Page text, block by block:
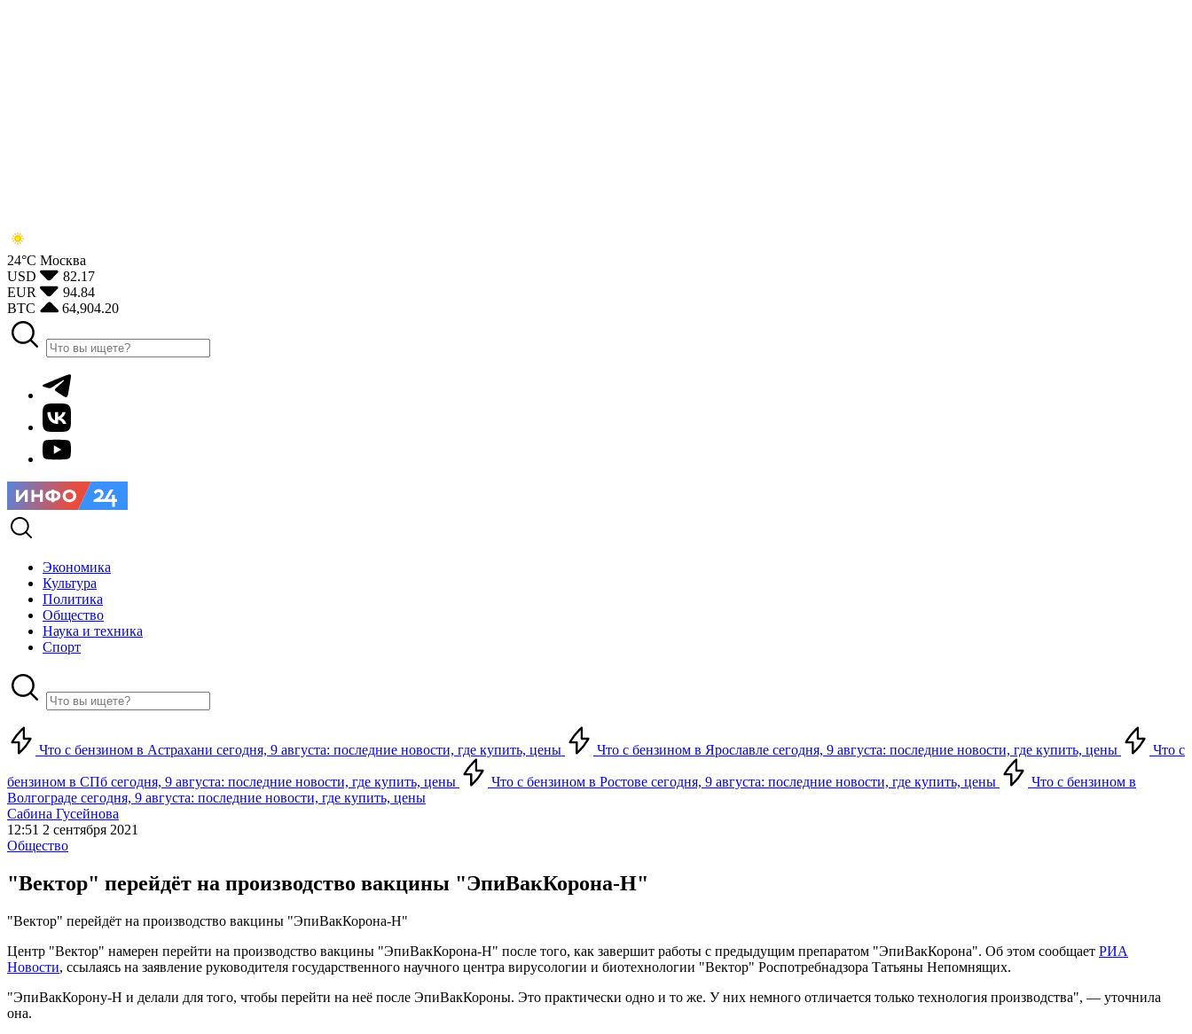
24°С Москва
USD
82.17
EUR
94.84
BTC
64,904.20
Экономика
Культура
Политика
Общество
Наука и техника
Спорт
Что с бензином в Астрахани сегодня, 9 августа: последние новости, где купить, цены Что с бензином в Ярославле сегодня, 9 августа: последние новости, где купить, цены Что с
бензином в СПб сегодня, 9 августа: последние новости, где купить, цены Что с бензином в Ростове сегодня, 9 августа: последние новости, где купить, цены
Что с бензином в
Волгограде сегодня, 9 августа: последние новости, где купить, цены
Сабина Гусейнова
12:51 2 сентября 2021
Общество
"Вектор" перейдёт на производство вакцины "ЭпиВакКорона-Н"
"Вектор" перейдёт на производство вакцины "ЭпиВакКорона-Н"
Центр "Вектор" намерен перейти на производство вакцины "ЭпиВакКорона-Н" после того, как завершит работы с предыдущим препаратом "ЭпиВакКорона". Об этом сообщает РИА
Новости, ссылаясь на заявление руководителя государственного научного центра вирусологии и биотехнологии "Вектор" Роспотребнадзора Татьяны Непомнящих.
"ЭпиВакКорону-Н и делали для того, чтобы перейти на неё после ЭпиВакКороны. Это практически одно и то же. У них немного отличается только технология производства", — уточнила
она.